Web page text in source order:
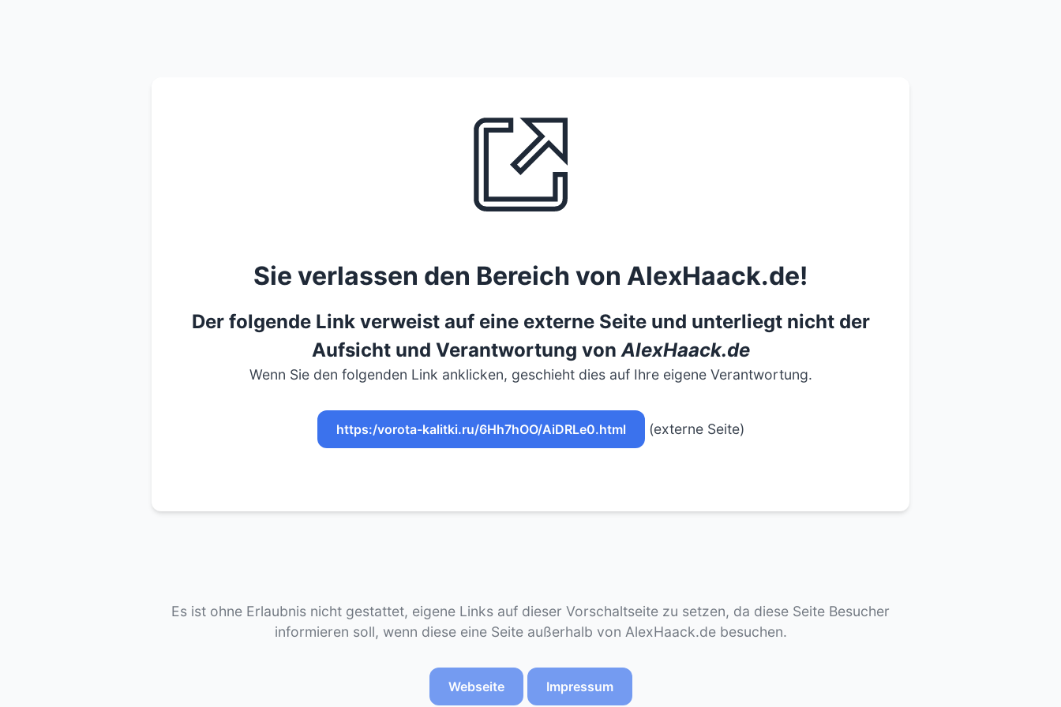
Sie verlassen den Bereich von AlexHaack.de!
Der folgende Link verweist auf eine externe Seite und unterliegt nicht der
Aufsicht und Verantwortung vonAlexHaack.de
Wenn Sie den folgenden Link anklicken, geschieht dies auf Ihre eigene Verantwortung.
https:/vorota-kalitki.ru/6Hh7hOO/AiDRLe0.html (externe Seite)
Es ist ohne Erlaubnis nicht gestattet, eigene Links auf dieser Vorschaltseite zu setzen, da diese Seite Besucher
informieren soll, wenn diese eine Seite außerhalb von AlexHaack.de besuchen.
Webseite Impressum